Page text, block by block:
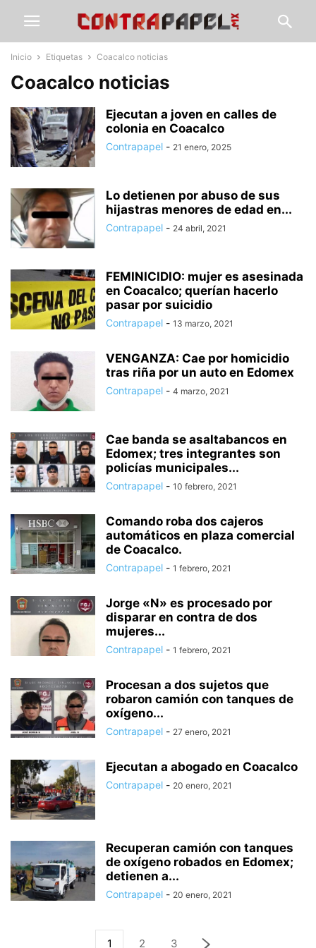
Inicio Etiquetas Coacalco noticias
Coacalco noticias
Ejecutan a joven en calles de
colonia en Coacalco
Contrapapel - 21 enero, 2025
Lo detienen por abuso de sus
hijastras menores de edad en...
Contrapapel - 24 abril, 2021
FEMINICIDIO: mujer es asesinada
en Coacalco; querían hacerlo
pasar por suicidio
Contrapapel - 13 marzo, 2021
VENGANZA: Cae por homicidio
tras riña por un auto en Edomex
Contrapapel - 4 marzo, 2021
Cae banda se asaltabancos en
Edomex; tres integrantes son
policías municipales...
Contrapapel - 10 febrero, 2021
Comando roba dos cajeros
automáticos en plaza comercial
de Coacalco.
Contrapapel - 1 febrero, 2021
Jorge «N» es procesado por
disparar en contra de dos
mujeres...
Contrapapel - 1 febrero, 2021
Procesan a dos sujetos que
robaron camión con tanques de
oxígeno...
Contrapapel - 27 enero, 2021
Ejecutan a abogado en Coacalco
Contrapapel - 20 enero, 2021
Recuperan camión con tanques
de oxígeno robados en Edomex;
detienen a...
Contrapapel - 20 enero, 2021
1 2 3